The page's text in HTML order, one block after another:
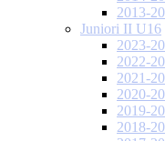
2013-
Juniori II U16
2023-
2022-
2021-
2020-
2019-
2018-